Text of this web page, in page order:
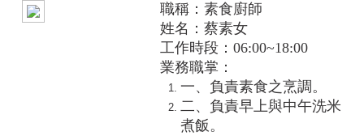
職稱：素食廚師
姓名：蔡素女
工作時段：06:00~18:00
業務職掌：
一、負責素食之烹調。
二、負責早上與中午洗米
煮飯。